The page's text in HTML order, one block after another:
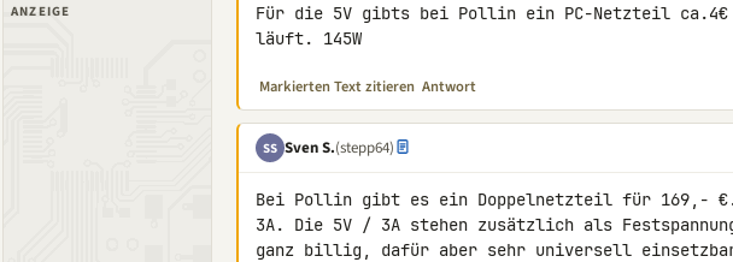
ANZEIGE
Für die 5V gibts bei Pollin ein PC-Netzteil ca.4€
läuft. 145W
Markierten Text zitieren Antwort
SS Sven S.(stepp64)
Bei Pollin gibt es ein Doppelnetzteil für 169,- €.
3A. Die 5V / 3A stehen zusätzlich als
ganz billig, dafür aber sehr universell